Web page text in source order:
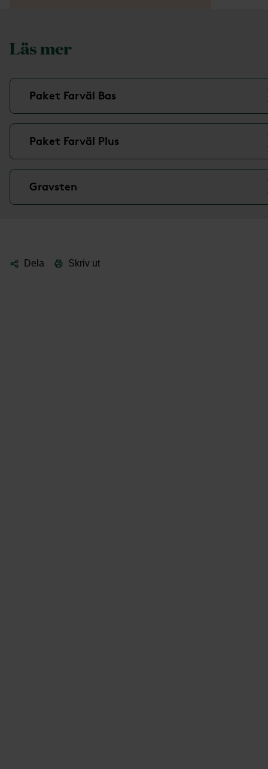
Läs mer
Paket Farväl Bas
Paket Farväl Plus
Gravsten
Dela Skriv ut